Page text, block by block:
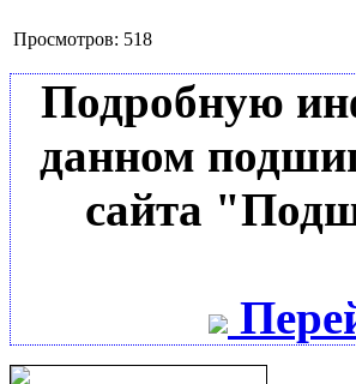
Просмотров: 518
Подробную
данном
сайта